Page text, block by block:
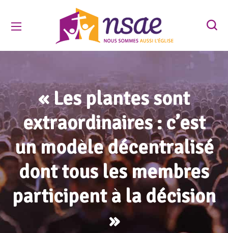
« Les plantes sont
extraordinaires : c’est
un modèle décentralisé
dont tous les membres
participent à la décision
»